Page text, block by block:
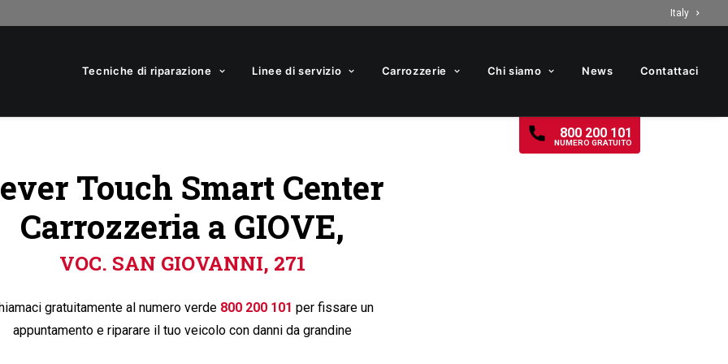
Italy
Tecniche di riparazione Linee di servizio Carrozzerie Chi siamo News Contattaci
Touch Smart Center
Carrozzeria a GIOVE,
VOC. SAN GIOVANNI, 271
gratuitamente al numero verde 800 200 101 per fissare un
appuntamento e riparare il tuo veicolo con danni da grandine
800 200 101
NUMERO GRATUITO